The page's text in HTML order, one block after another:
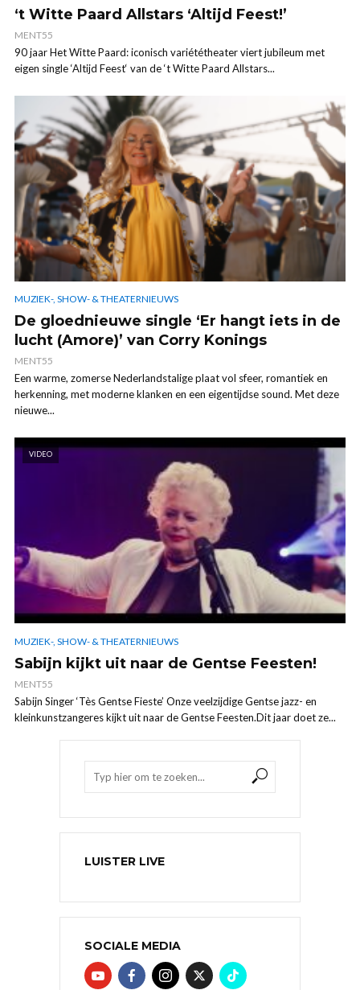
‘t Witte Paard Allstars ‘Altijd Feest!’
MENT55
90 jaar Het Witte Paard: iconisch variététheater viert jubileum met
eigen single ‘Altijd Feest‘ van de ‘t Witte Paard Allstars...
MUZIEK-, SHOW- & THEATERNIEUWS
De gloednieuwe single ‘Er hangt iets in de
lucht (Amore)’ van Corry Konings
MENT55
Een warme, zomerse Nederlandstalige plaat vol sfeer, romantiek en
herkenning, met moderne klanken en een eigentijdse sound. Met deze
nieuwe...
VIDEO
MUZIEK-, SHOW- & THEATERNIEUWS
Sabijn kijkt uit naar de Gentse Feesten!
MENT55
Sabijn Singer ‘Tès Gentse Fieste’ Onze veelzijdige Gentse jazz- en
kleinkunstzangeres kijkt uit naar de Gentse Feesten.Dit jaar doet ze...
LUISTER LIVE
SOCIALE MEDIA